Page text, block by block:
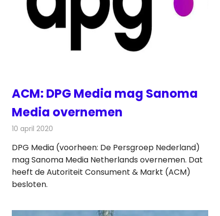
ACM: DPG Media mag Sanoma
Media overnemen
10 april 2020
DPG Media (voorheen: De Persgroep Nederland)
mag Sanoma Media Netherlands overnemen. Dat
heeft de Autoriteit Consument & Markt (ACM)
besloten.